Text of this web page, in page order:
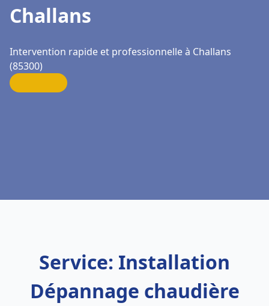
Challans
Intervention rapide et professionnelle à Challans
(85300)
Service: Installation
Dépannage chaudière